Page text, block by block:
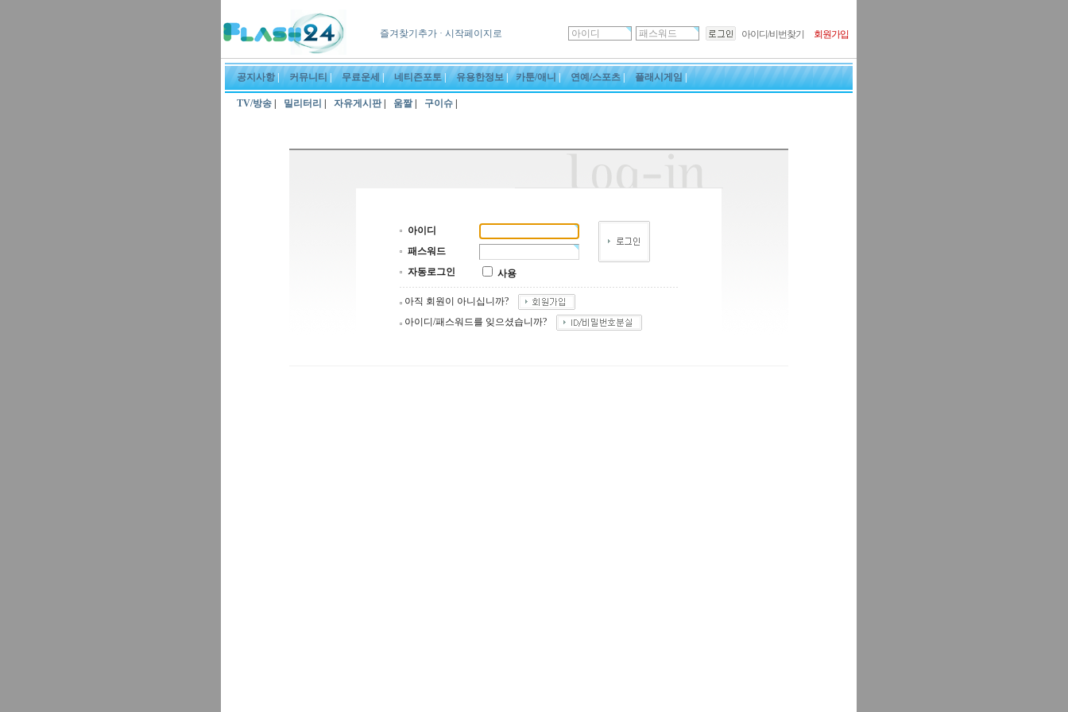
즐겨찾기추가 · 시작페이지로 아이디/비번찾기 회원가입
공지사항| 커뮤니티| 무료운세 |네티즌포토|유용한정보|카툰/애니 |연예/스포츠| 플래시게임 |
TV/방송| 밀리터리 자유게시판| 움짤| 구이슈|
아이디
패스워드
자동로그인
사용
아직 회원이 아니십니까?
아이디/패스워드를 잊으셨습니까?